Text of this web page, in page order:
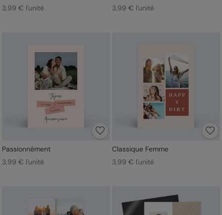
3,99 € l'unité
3,99 € l'unité
Passionnément
3,99 € l'unité
Classique Femme
3,99 € l'unité